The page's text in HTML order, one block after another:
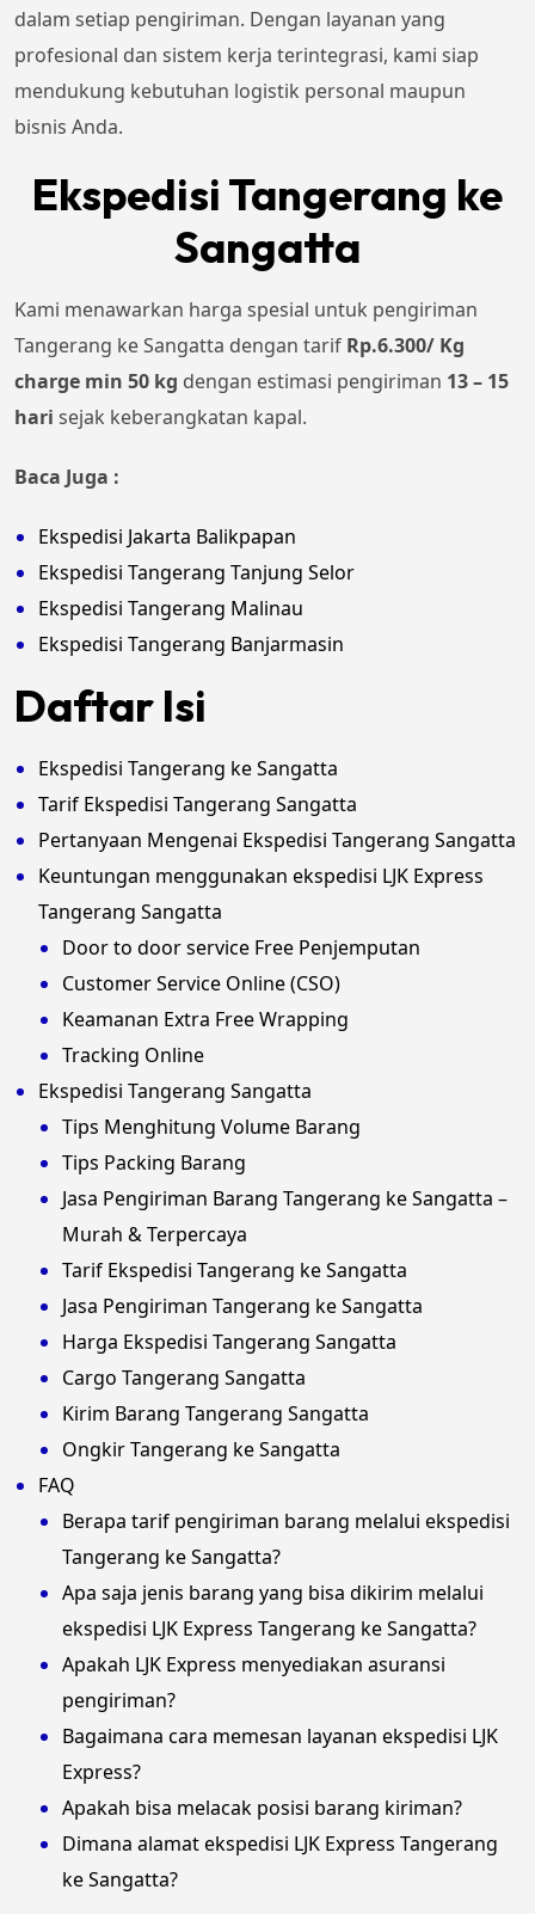
dalam setiap pengiriman. Dengan layanan yang
profesional dan sistem kerja terintegrasi, kami siap
mendukung kebutuhan logistik personal maupun
bisnis Anda.
Ekspedisi Tangerang ke
Sangatta
Kami menawarkan harga spesial untuk pengiriman
Tangerang ke Sangatta dengan tarif Rp.6.300/ Kg
charge min 50 kg dengan estimasi pengiriman 13 – 15
hari sejak keberangkatan kapal.
Baca Juga :
Ekspedisi Jakarta Balikpapan
Ekspedisi Tangerang Tanjung Selor
Ekspedisi Tangerang Malinau
Ekspedisi Tangerang Banjarmasin
Daftar Isi
Ekspedisi Tangerang ke Sangatta
Tarif Ekspedisi Tangerang Sangatta
Pertanyaan Mengenai Ekspedisi Tangerang Sangatta
Keuntungan menggunakan ekspedisi LJK Express
Tangerang Sangatta
Door to door service Free Penjemputan
Customer Service Online (CSO)
Keamanan Extra Free Wrapping
Tracking Online
Ekspedisi Tangerang Sangatta
Tips Menghitung Volume Barang
Tips Packing Barang
Jasa Pengiriman Barang Tangerang ke Sangatta –
Murah & Terpercaya
Tarif Ekspedisi Tangerang ke Sangatta
Jasa Pengiriman Tangerang ke Sangatta
Harga Ekspedisi Tangerang Sangatta
Cargo Tangerang Sangatta
Kirim Barang Tangerang Sangatta
Ongkir Tangerang ke Sangatta
FAQ
Berapa tarif pengiriman barang melalui ekspedisi
Tangerang ke Sangatta?
Apa saja jenis barang yang bisa dikirim melalui
ekspedisi LJK Express Tangerang ke Sangatta?
Apakah LJK Express menyediakan asuransi
pengiriman?
Bagaimana cara memesan layanan ekspedisi LJK
Express?
Apakah bisa melacak posisi barang kiriman?
Dimana alamat ekspedisi LJK Express Tangerang
ke Sangatta?